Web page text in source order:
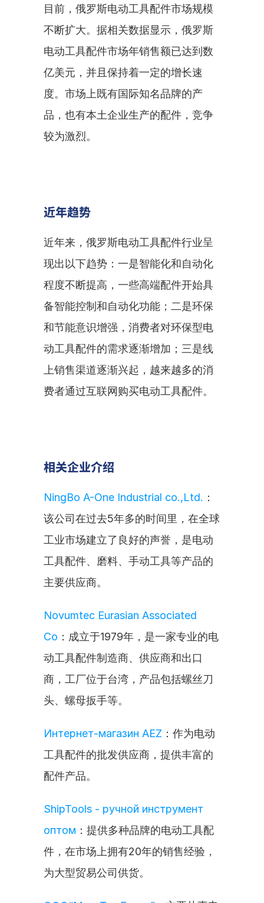
目前，俄罗斯电动工具配件市场规模
不断扩大。据相关数据显示，俄罗斯
电动工具配件市场年销售额已达到数
亿美元，并且保持着一定的增长速
度。市场上既有国际知名品牌的产
品，也有本土企业生产的配件，竞争
较为激烈。
近年趋势
近年来，俄罗斯电动工具配件行业呈
现出以下趋势：一是智能化和自动化
程度不断提高，一些高端配件开始具
备智能控制和自动化功能；二是环保
和节能意识增强，消费者对环保型电
动工具配件的需求逐渐增加；三是线
上销售渠道逐渐兴起，越来越多的消
费者通过互联网购买电动工具配件。
相关企业介绍
NingBo A-One Industrial co.,Ltd. ：
该公司在过去5年多的时间里，在全球
工业市场建立了良好的声誉，是电动
工具配件、磨料、手动工具等产品的
主要供应商。
Novumtec Eurasian Associated
Co ：成立于1979年，是一家专业的电
动工具配件制造商、供应商和出口
商，工厂位于台湾，产品包括螺丝刀
头、螺母扳手等。
Интернет-магазин AEZ ：作为电动
工具配件的批发供应商，提供丰富的
配件产品。
ShipTools - ручной инструмент
оптом ：提供多种品牌的电动工具配
件，在市场上拥有20年的销售经验，
为大型贸易公司供货。